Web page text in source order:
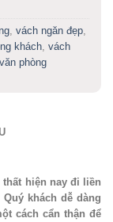
vách ngăn đẹp
khách vách
phòng
hiện nay đi liền
khách dễ dàng
cách cẩn thận để